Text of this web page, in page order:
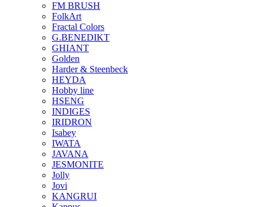
FM BRUSH
FolkArt
Fractal Colors
G.BENEDIKT
GHIANT
Golden
Harder & Steenbeck
HEYDA
Hobby line
HSENG
INDIGES
IRIDRON
Isabey
IWATA
JAVANA
JESMONITE
Jolly
Jovi
KANGRUI